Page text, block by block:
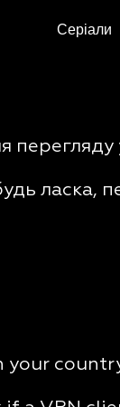
Серіали